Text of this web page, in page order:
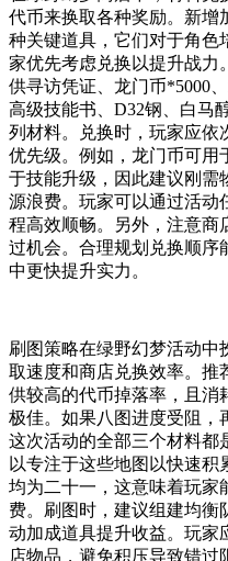
代币来换取各种奖励。新增
种关键道具，它们对于角色
家优先考虑兑换以提升战力
供寻访凭证、龙门币*5000
高级技能书、D32钢、白马
列材料。兑换时，玩家应依
优先级。例如，龙门币可用
于技能升级，因此建议刚需
源浪费。玩家可以通过活动
程高效顺畅。另外，注意商
过机会。合理规划兑换顺序
中更快提升实力。
刷图策略在绿野幻梦活动中
取速度和商店兑换效率。推
供较高的代币掉落率，且消
极佳。如果八图进度受阻，
这次活动的全部三个材料都
以专注于这些地图以快速积
均为二十一，这意味着玩家
费。刷图时，建议组建均衡
动加成道具提升收益。玩家
店物品，避免积压导致错过